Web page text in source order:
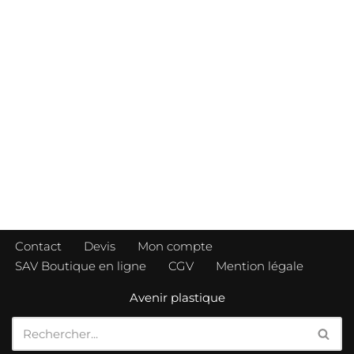
Contact Devis
Mon compte
SAV Boutique en ligne
CGV Mention légale
Avenir plastique